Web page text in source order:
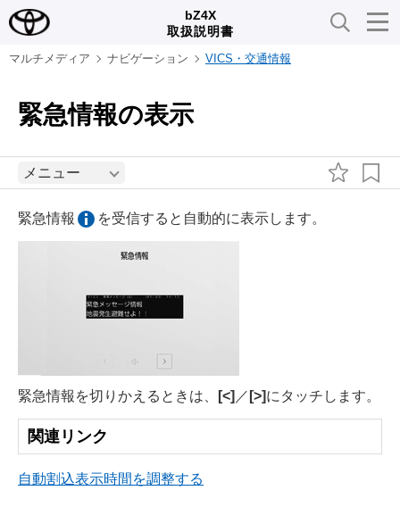
bZ4X
取扱説明書
マルチメディア ナビゲーション VICS・交通情報
緊急情報の表示
メニュー
緊急情報 を受信すると自動的に表示します。
緊急情報を切りかえるときは、 [‍<‍] ／ [‍>‍]にタッチします。
関連リンク
自動割込表示時間を調整する